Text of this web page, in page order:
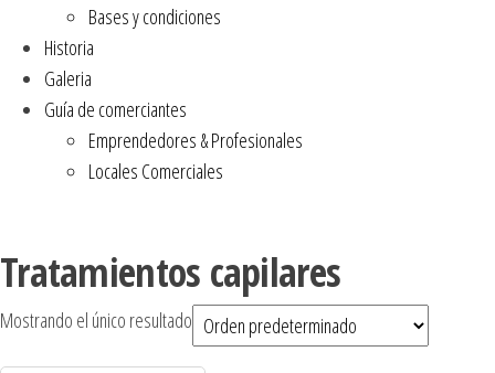
Bases y condiciones
Historia
Galeria
Guía de comerciantes
Emprendedores & Profesionales
Locales Comerciales
Tratamientos capilares
Mostrando el único resultado